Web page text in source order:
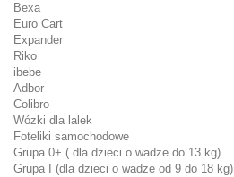
Bexa
Euro Cart
Expander
Riko
ibebe
Adbor
Colibro
Wózki dla lalek
Foteliki samochodowe
Grupa 0+ ( dla dzieci o wadze do 13 kg)
Grupa I (dla dzieci o wadze od 9 do 18 kg)